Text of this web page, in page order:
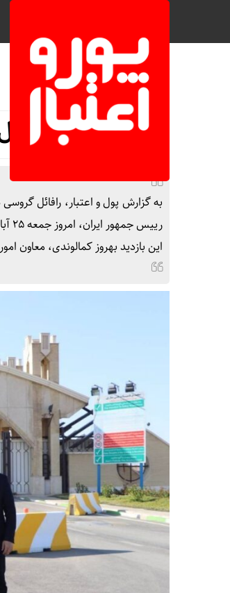
صفحه نخست سیاسی ویژه
بازدید
به گزارش پول و اعتبار، رافائل
این بازدید بهروز کمالوندی، معاون